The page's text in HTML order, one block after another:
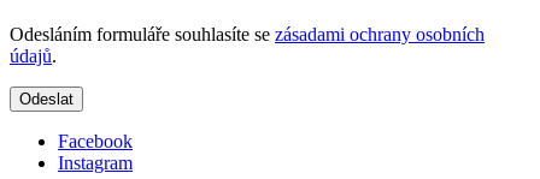
Odesláním formuláře souhlasíte se zásadami ochrany osobních
údajů.
Odeslat
Facebook
Instagram